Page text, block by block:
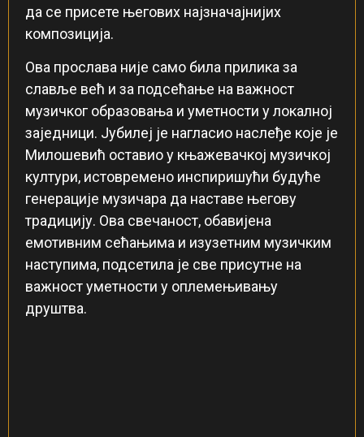
да се присете његових најзначајнијих
композиција.
Ова прослава није само била прилика за
славље већ и за подсећање на важност
музичког образовања и уметности у локалној
заједници. Јубилеј је нагласио наслеђе које је
Милошевић оставио у књажевачкој музичкој
култури, истовремено инспиришући будуће
генерације музичара да наставе његову
традицију. Ова свечаност, обавијена
емотивним сећањима и изузетним музичким
наступима, подсетила је све присутне на
важност уметности у оплемењивању
друштва.